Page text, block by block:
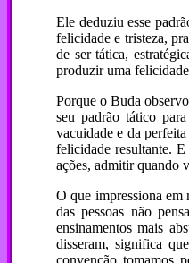
Ele deduziu esse
felicidade e tristeza,
de ser tática,
produzir uma
Porque o Buda
seu padrão tático
vacuidade e da
felicidade resultante.
ações, admitir quando
O que impressiona em
das pessoas não
ensinamentos mais
disseram, significa
convenção tomamos